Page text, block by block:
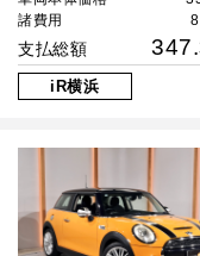
諸費用
支払総額 347.
iR横浜